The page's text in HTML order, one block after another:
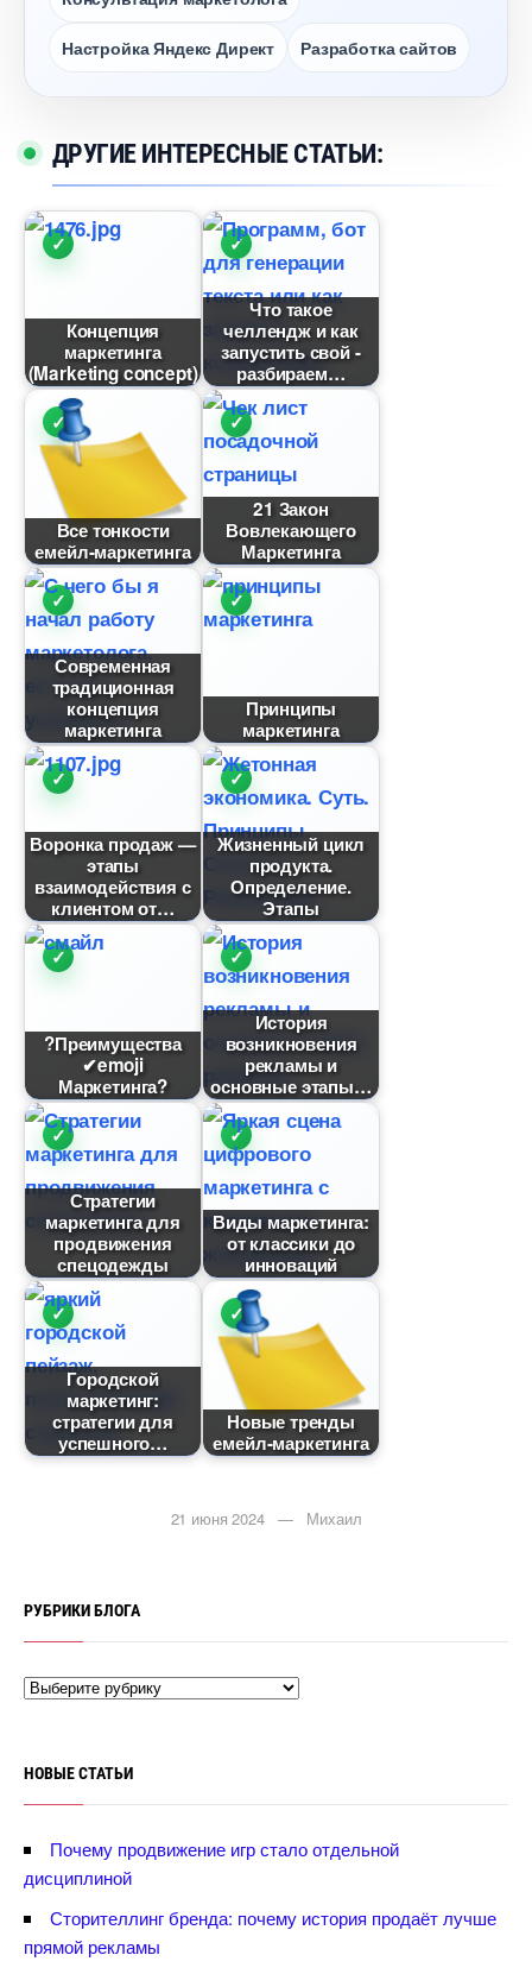
Настройка Яндекс Директ Разработка сайто
ДРУГИЕ ИНТЕРЕСНЫЕ СТАТЬИ:
Концепция
маркетинга
(Marketing concept)
Что такое
челлендж и как
запустить свой -
разбираем
се тонкости
емейл-маркетинга
21 Закон
овлекающего
Маркетинга
Современная
традиционная
концепция
маркетинга
Принципы
маркетинга
оронка продаж —
этапы
заимодействия с
клиентом от
Жизненный цикл
продукта.
Определение.
Этапы
?Преимущества
✔emoji
Маркетинга?
История
озникновения
рекламы и
основные этапы
Стратегии
маркетинга для
продвижения
спецодежды
иды маркетинга:
от классики до
инноваций
Городской
маркетинг:
стратегии для
успешного
Новые тренды
емейл-маркетинга
21 июня 2024 — Михаил
РУБРИКИ БЛОГА
НОВЫЕ СТАТЬИ
Почему продвижение игр стало отдельной
дисциплиной
Сторителлинг бренда: почему история продаёт лучше
прямой рекламы